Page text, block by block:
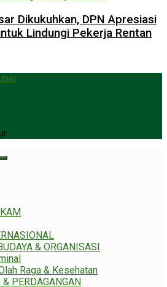
Dikukuhkan, DPN Apresiasi
Lindungi Pekerja Rentan
& ORGANISASI
Raga & Kesehatan
PERDAGANGAN